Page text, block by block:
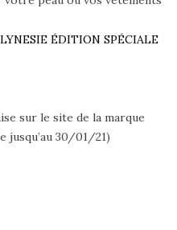
ÉDITION SPÉCIALE
sur le site de la marque
jusqu’au 30/01/21)